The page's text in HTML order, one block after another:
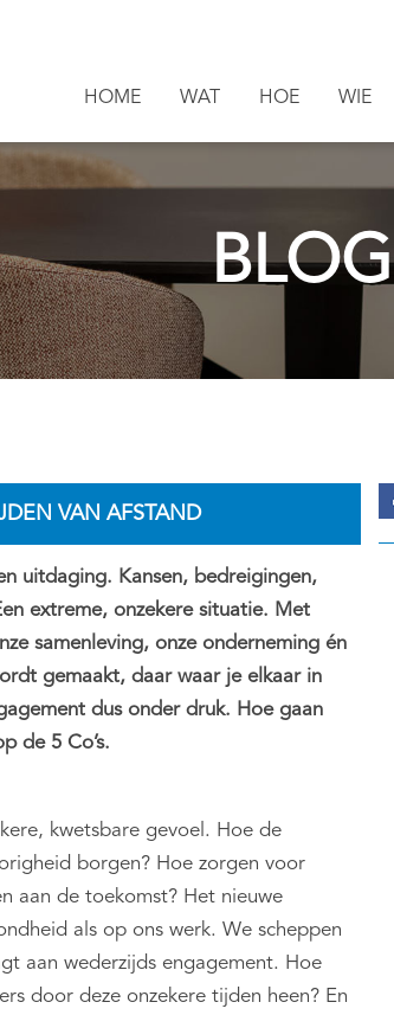
HOME WAT HOE WIE
BLOG
VAN AFSTAND
uitdaging. Kansen, bedreigingen,
extreme, onzekere situatie. Met
samenleving, onze onderneming én
gemaakt, daar waar je elkaar in
dus onder druk. Hoe gaan
de 5 Co’s.
kwetsbare gevoel. Hoe de
borgen? Hoe zorgen voor
aan de toekomst? Het nieuwe
als op ons werk. We scheppen
aan wederzijds engagement. Hoe
door deze onzekere tijden heen? En